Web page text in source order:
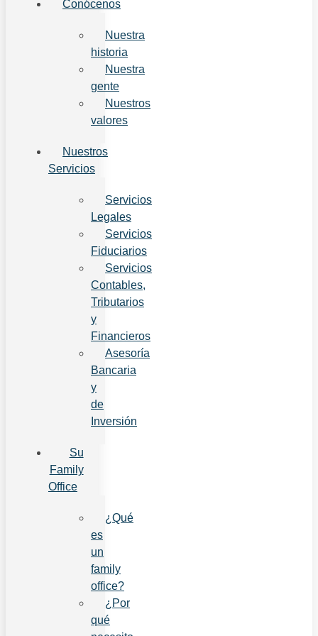
Conócenos
Nuestra
historia
Nuestra
gente
Nuestros
valores
Nuestros
Servicios
Servicios
Legales
Servicios
Fiduciarios
Servicios
Contables,
Tributarios
y
Financieros
Asesoría
Bancaria
y
de
Inversión
Su
Family
Office
¿Qué
es
un
family
office?
¿Por
qué